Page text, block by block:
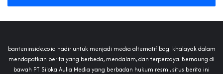
banteninside.co.id hadir untuk menjadi media alternatif bagi khalayak dalam
mendapatkan berita yang berbeda, mendalam, dan terpercaya. Bernaung di
bawah PT Siloka Aulia Media yang berbadan hukum resmi, situs berita ini